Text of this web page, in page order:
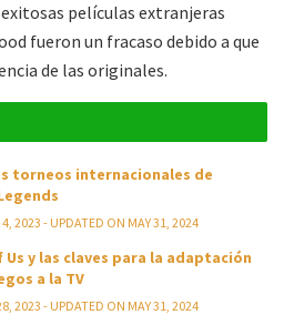
películas extranjeras
fueron un fracaso debido a que
de las originales.
torneos internacionales de
4, 2023 - UPDATED ON MAY 31, 2024
Us y las claves para la adaptación
a la TV
2023 - UPDATED ON MAY 31, 2024